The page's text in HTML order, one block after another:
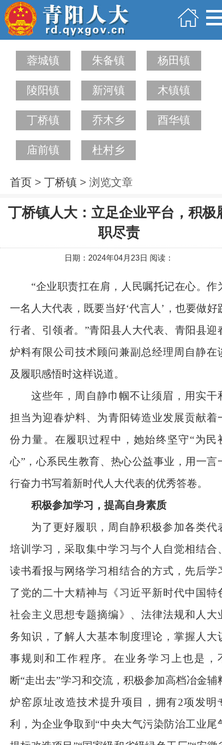
蓉城镇 朱备镇 杨田镇
陵阳镇 新河镇 木镇镇
丁桥镇 乔木乡 酉华镇
庙前镇 杜村乡
首页 > 丁桥镇 > 浏览文章
丁桥镇人大：立足企业平台，积极
职尽责
日期：2024年04月23日 阅读：
“企业职责扛在肩，人民嘱托记在心。作
一名人大代表，既要当好‘代言人’，也要做好
行者、引领者。”青阳县人大代表、青阳县迎
炉料有限公司技术顾问兼副总经理周自静在
及履职感悟时这样说道。
这些年，周自静巾帼不让须眉，用实干
担当 为迎春炉料、 为青阳铸造业发展贡献着
份力量。在履职过程中，她始终坚守“为民
心”，心系民生教育、热心公益事业，用一言
行奋力书写着新时代人大代表的优秀答卷。
积极参加学习，提高自身素质
为了更好履职，周自静积极参加各类代
培训学习，采取集中学习与个人自觉相结合
读书看报与网络学习相结合的方式，先后学
了党的二十大精神与《习近平新时代中国特
社会主义思想专题摘编》、法律法规和人大
务知识，了解人大基本制度理论，掌握人大
事规则和工作程序。在业务学习上也是，
断“走出去”学习和交流，积极参加高档冶金辅
炉窑原址改造技术提升项目，拥有2项发明
利，为企业争取到“中央大气污染防治工业尾